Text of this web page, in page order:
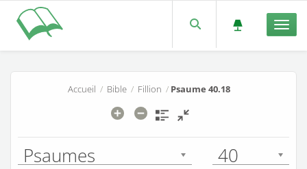
Accueil / Bible/ Fillion / Psaume 40.18
Psaumes 40